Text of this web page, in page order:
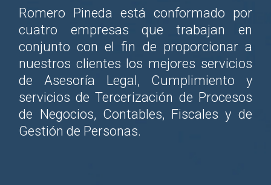
Romero Pineda está conformado por
cuatro empresas que trabajan en
conjunto con el fin de proporcionar a
nuestros clientes los mejores servicios
de Asesoría Legal, Cumplimiento y
servicios de Tercerización de Procesos
de Negocios, Contables, Fiscales y de
Gestión de Personas.